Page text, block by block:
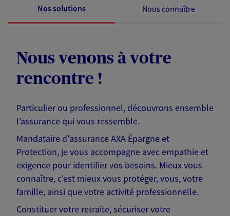
Nos solutions Nous connaître
Nous venons à votre
rencontre !
Particulier ou professionnel, découvrons ensemble
l’assurance qui vous ressemble.
Mandataire d'assurance AXA Épargne et
Protection, je vous accompagne avec empathie et
exigence pour identifier vos besoins. Mieux vous
connaître, c'est mieux vous protéger, vous, votre
famille, ainsi que votre activité professionnelle.
Constituer votre retraite, sécuriser votre